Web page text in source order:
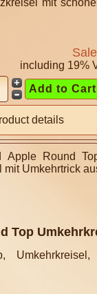
mit
including 19%
details
Top